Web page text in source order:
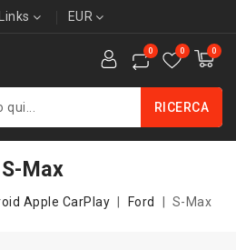
EUR
0
0
0
RICERCA
S-Max
Apple CarPlay Ford S-Max